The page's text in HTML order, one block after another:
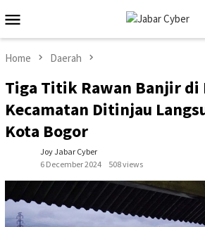
to
contentMenu
Home Daerah
Tiga Titik Rawan Banjir di
Kecamatan Ditinjau
Kota Bogor
Joy Jabar Cyber
6 December 2024
508 views